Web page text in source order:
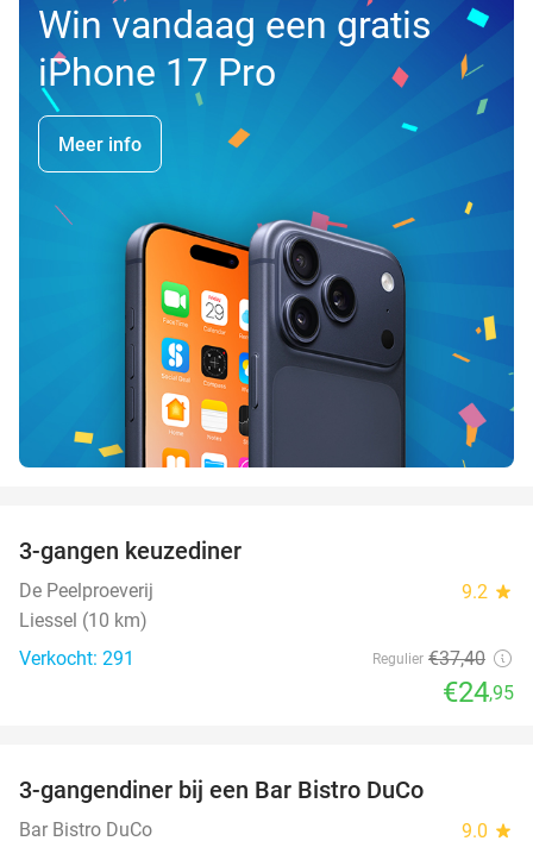
Win vandaag een gratis
iPhone 17 Pro
Meer info
3-gangen keuzediner
De Peelproeverij 9.2 star
Liessel (10 km)
Verkocht: 291
Regulier €37,40
€24,95
3-gangendiner bij een Bar Bistro DuCo
Bar Bistro DuCo 9.0 star